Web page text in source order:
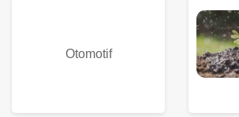
Otomotif